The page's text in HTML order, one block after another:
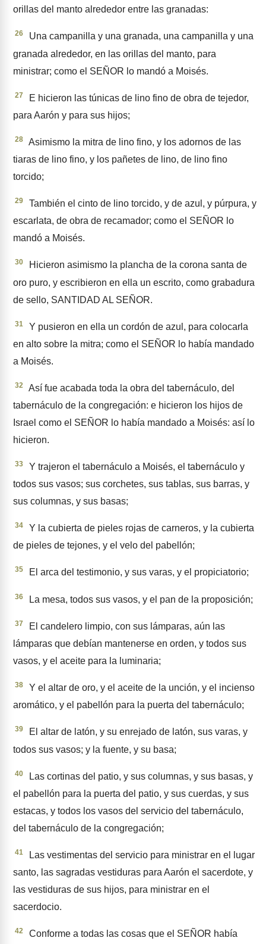
orillas del manto alrededor entre las grana­das:
26
Una campanilla y una grana­da, una campanilla y una
grana­da alrededor, en las orillas del manto, para
ministrar; como el SEÑOR lo mandó a Moisés.
27
E hicieron las túni­cas de lino fino de obra de teje­dor,
para Aarón y para sus hijos;
28
Asimismo la mitra de lino fino, y los adornos de las
tiaras de lino fino, y los pañetes de lino, de lino fino
torcido;
29
También el cinto de lino torci­do, y de azul, y púrpura, y
escarlata, de obra de recamador; como el SEÑOR lo
mandó a Moisés.
30
Hicieron asimismo la plancha de la corona santa de
oro puro, y escribieron en ella un escrito, como grabadura
de sello, SANTIDAD AL SEÑOR.
31
Y pusieron en ella un cordón de azul, para colocarla
en alto sobre la mitra; como el SEÑOR lo había mandado
a Moisés.
32
Así fue acabada toda la obra del tabernáculo, del
tabernáculo de la congregación: e hicieron los hijos de
Israel como el SEÑOR lo había mandado a Moisés: así lo
hicieron.
33
Y trajeron el tabernáculo a Moisés, el tabernáculo y
todos sus vasos; sus corchetes, sus tablas, sus barras, y
sus colum­nas, y sus basas;
34
Y la cubierta de pieles rojas de carneros, y la cubierta
de pieles de tejones, y el velo del pabellón;
35 El arca del testimonio, y sus varas, y el propiciatorio;
36 La mesa, todos sus vasos, y el pan de la proposición;
37
El candelero limpio, con sus lámparas, aún las
lámparas que debían mantenerse en orden, y todos sus
vasos, y el aceite para la lumina­ria;
38
Y el altar de oro, y el aceite de la unción, y el incienso
aromáti­co, y el pabellón para la puerta del tabernáculo;
39
El altar de latón, y su enrejado de latón, sus varas, y
todos sus vasos; y la fuente, y su basa;
40
Las cortinas del patio, y sus columnas, y sus basas, y
el pabe­llón para la puerta del patio, y sus cuerdas, y sus
estacas, y todos los vasos del servicio del taber­náculo,
del tabernáculo de la congregación;
41
Las vestimentas del servicio para ministrar en el lugar
santo, las sagradas vestiduras para Aarón el sacerdote, y
las vestiduras de sus hijos, para ministrar en el
sacerdocio.
42
Conforme a todas las cosas que el SEÑOR había